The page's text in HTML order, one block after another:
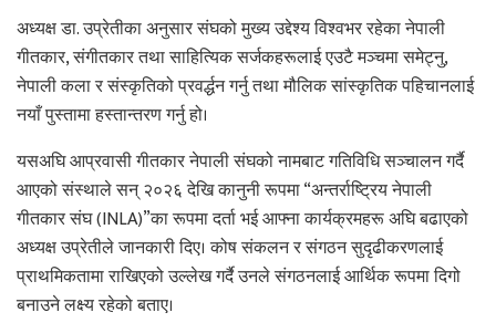
अध्यक्ष डा. उप्रेतीका अनुसार संघको मुख्य उद्देश्य विश्वभर रहेका नेपाली
गीतकार, संगीतकार तथा साहित्यिक सर्जकहरूलाई एउटै मञ्चमा समेट्नु,
नेपाली कला र संस्कृतिको प्रवर्द्धन गर्नु तथा मौलिक सांस्कृतिक पहिचानलाई
नयाँ पुस्तामा हस्तान्तरण गर्नु हो।
यसअघि आप्रवासी गीतकार नेपाली संघको नामबाट गतिविधि सञ्चालन गर्दै
आएको संस्थाले सन् २०२६ देखि कानुनी रूपमा “अन्तर्राष्ट्रिय नेपाली
गीतकार संघ (INLA)”का रूपमा दर्ता भई आफ्ना कार्यक्रमहरू अघि बढाएको
अध्यक्ष उप्रेतीले जानकारी दिए। कोष संकलन र संगठन सुदृढीकरणलाई
प्राथमिकतामा राखिएको उल्लेख गर्दै उनले संगठनलाई आर्थिक रूपमा दिगो
बनाउने लक्ष्य रहेको बताए।